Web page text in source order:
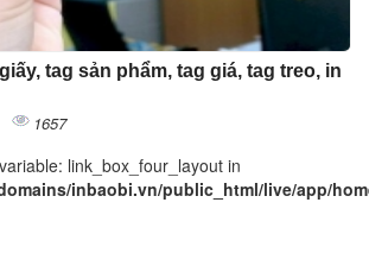
tag sản phẩm, tag giá, tag treo, in
1657
link_box_four_layout in
inbaobi.vn/public_html/live/app/